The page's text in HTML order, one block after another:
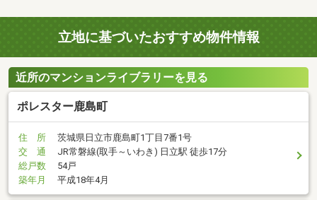
立地に基づいたおすすめ物件情報
近所のマンションライブラリーを見る
ポレスター鹿島町
住 所
茨城県日立市鹿島町1丁目7番1号
交 通
JR常磐線(取手～いわき) 日立駅 徒歩17分
総戸数
54戸
築年月
平成18年4月